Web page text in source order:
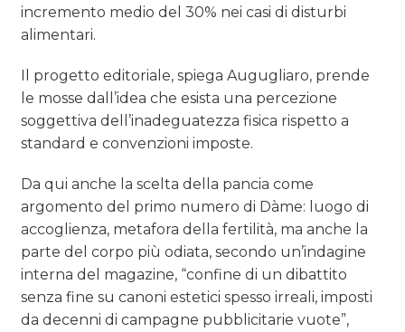
incremento medio del 30% nei casi di disturbi
alimentari.
Il progetto editoriale, spiega Augugliaro, prende
le mosse dall’idea che esista una percezione
soggettiva dell’inadeguatezza fisica rispetto a
standard e convenzioni imposte.
Da qui anche la scelta della pancia come
argomento del primo numero di Dàme: luogo di
accoglienza, metafora della fertilità, ma anche la
parte del corpo più odiata, secondo un’indagine
interna del magazine, “confine di un dibattito
senza fine su canoni estetici spesso irreali, imposti
da decenni di campagne pubblicitarie vuote”,